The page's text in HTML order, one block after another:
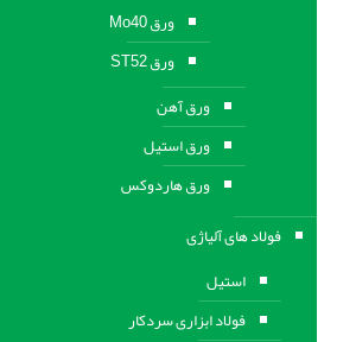
ورق Mo40
ورق ST52
ورق آهن
ورق استيل
ورق هاردوکس
فولاد های آلیاژی
استیل
فولاد ابزاری سردکار